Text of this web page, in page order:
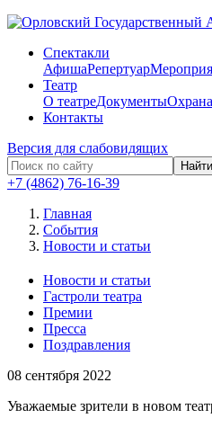
Спектакли
АфишаРепертуар
Театр
О театреДокументы
Контакты
Версия для слабовидящих
Найти
+7 (4862) 76-16-39
Главная
События
Новости и статьи
Новости и статьи
Гастроли театра
Премии
Пресса
Поздравления
08 сентября 2022
Уважаемые зрители в новом